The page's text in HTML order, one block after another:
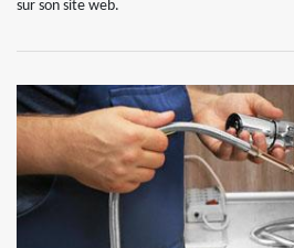
sur son site web.